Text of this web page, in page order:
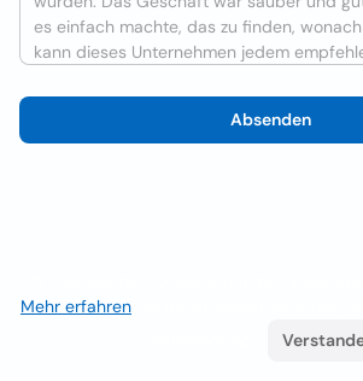
Absenden
Mehr erfahren . Wenn Sie weiterhin surfen,